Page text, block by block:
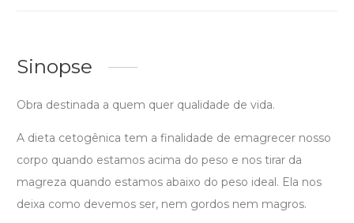
Sinopse
Obra destinada a quem quer qualidade de vida.
A dieta cetogênica tem a finalidade de emagrecer nosso
corpo quando estamos acima do peso e nos tirar da
magreza quando estamos abaixo do peso ideal. Ela nos
deixa como devemos ser, nem gordos nem magros.